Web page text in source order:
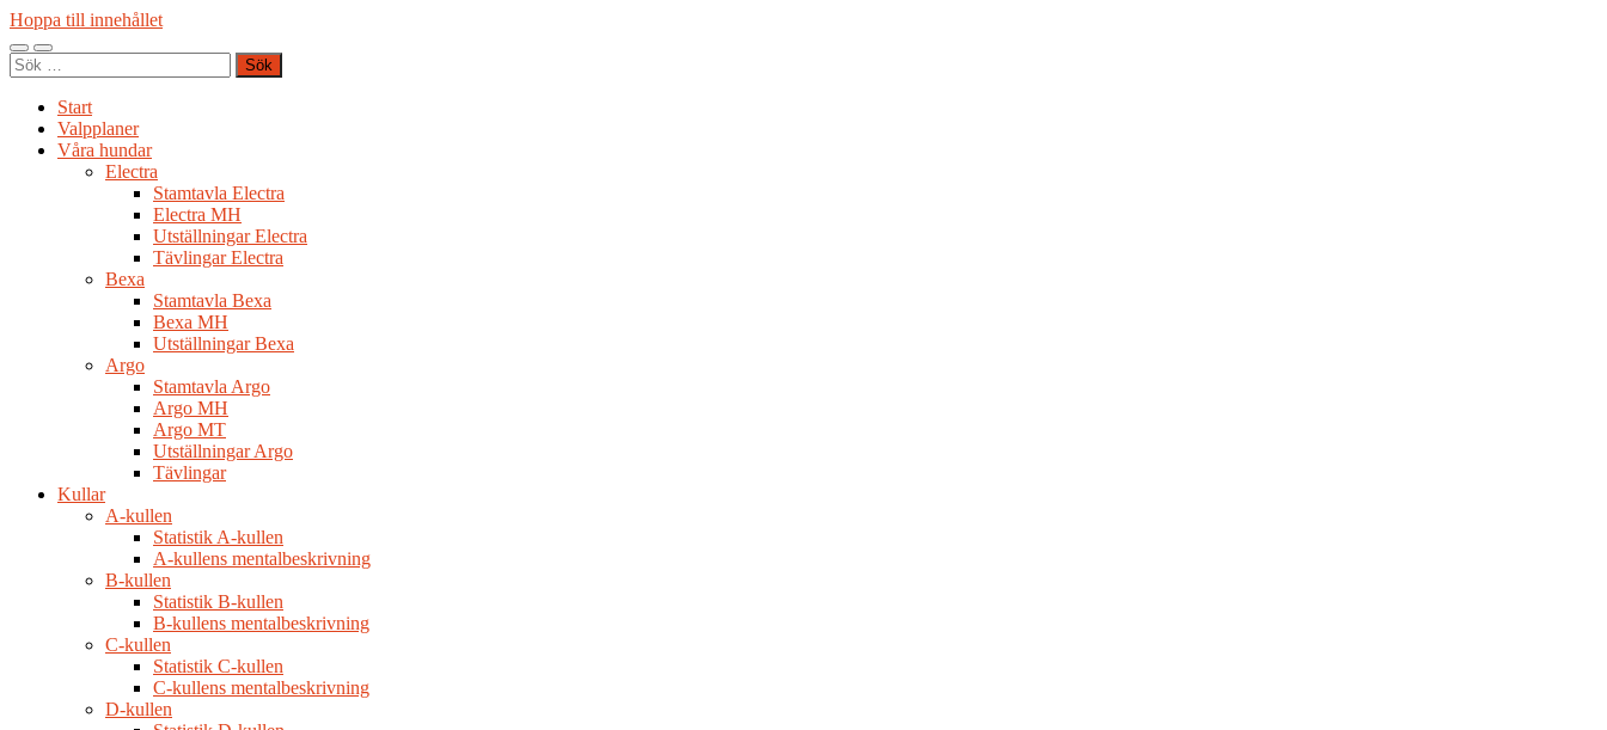
Hoppa till innehållet
Slå
på/av
Slå
på/av
Sök
efter:
Start
Valpplaner
Våra hundar
Electra
Stamtavla Electra
Electra MH
Utställningar Electra
Tävlingar Electra
Bexa
Stamtavla Bexa
Bexa MH
Utställningar Bexa
Argo
Stamtavla Argo
Argo MH
Argo MT
Utställningar Argo
Tävlingar
Kullar
A-kullen
Statistik A-kullen
A-kullens mentalbeskrivning
B-kullen
Statistik B-kullen
B-kullens mentalbeskrivning
C-kullen
Statistik C-kullen
C-kullens mentalbeskrivning
D-kullen